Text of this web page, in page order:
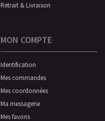
Retrait & Livraison
MON COMPTE
Identification
Mes commandes
Mes coordonnées
Ma messagerie
Mes favoris